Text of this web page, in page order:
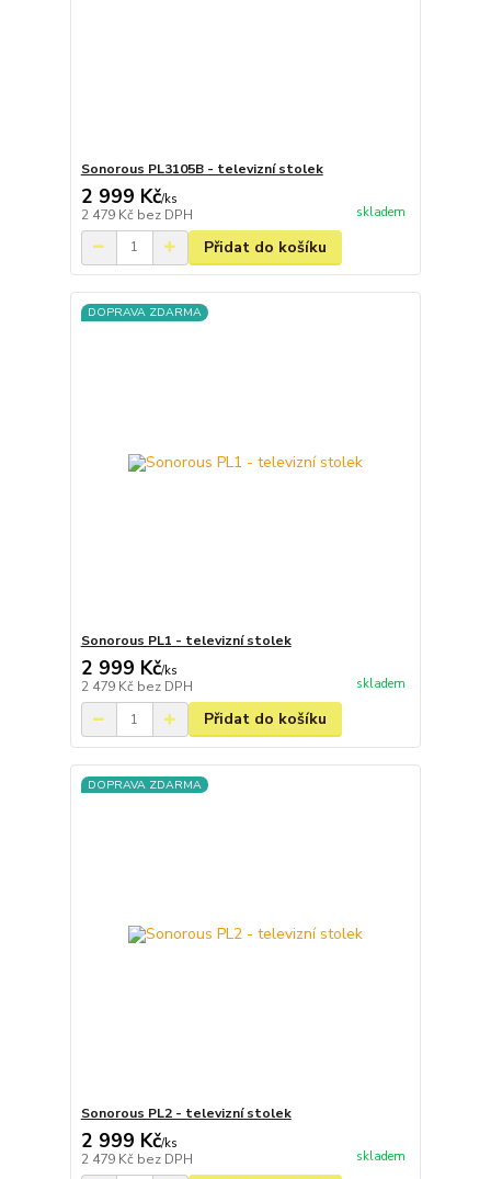
Sonorous PL3105B - televizní stolek
2 999 Kč/ks
2 479 Kč bez DPH skladem
Přidat do košíku
DOPRAVA ZDARMA
Sonorous PL1 - televizní stolek
2 999 Kč/ks
2 479 Kč bez DPH skladem
Přidat do košíku
DOPRAVA ZDARMA
Sonorous PL2 - televizní stolek
2 999 Kč/ks
2 479 Kč bez DPH skladem